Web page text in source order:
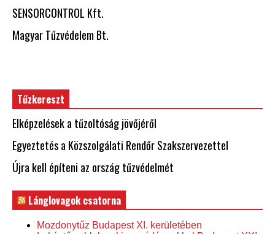
SENSORCONTROL Kft.
Magyar Tűzvédelem Bt.
Tűzkereszt
Elképzelések a tűzoltóság jövőjéről
Egyeztetés a Közszolgálati Rendőr Szakszervezettel
Újra kell építeni az ország tűzvédelmét
Lánglovagok csatorna
Mozdonytűz Budapest XI. kerületében